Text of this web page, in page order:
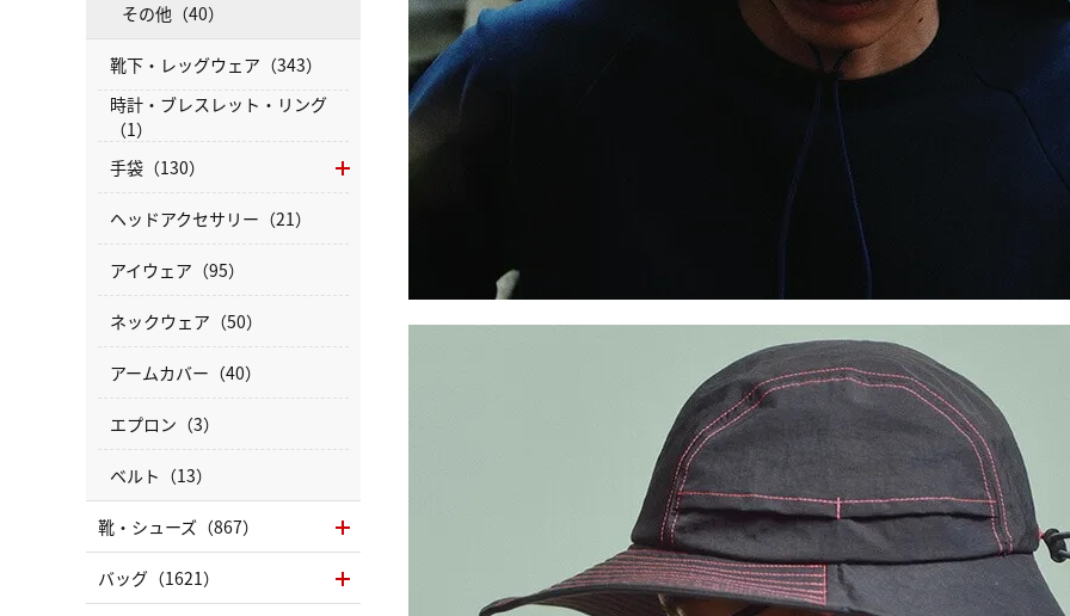
その他（40）
靴下・レッグウェア（343）
時計・ブレスレット・リング
（1）
手袋（130）
ヘッドアクセサリー（21）
アイウェア（95）
ネックウェア（50）
アームカバー（40）
エプロン（3）
ベルト（13）
靴・シューズ（867）
バッグ（1621）